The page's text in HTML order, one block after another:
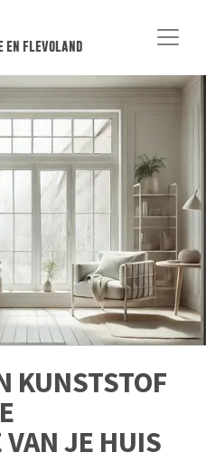
en flevoland
KUNSTSTOF
JE HUIS